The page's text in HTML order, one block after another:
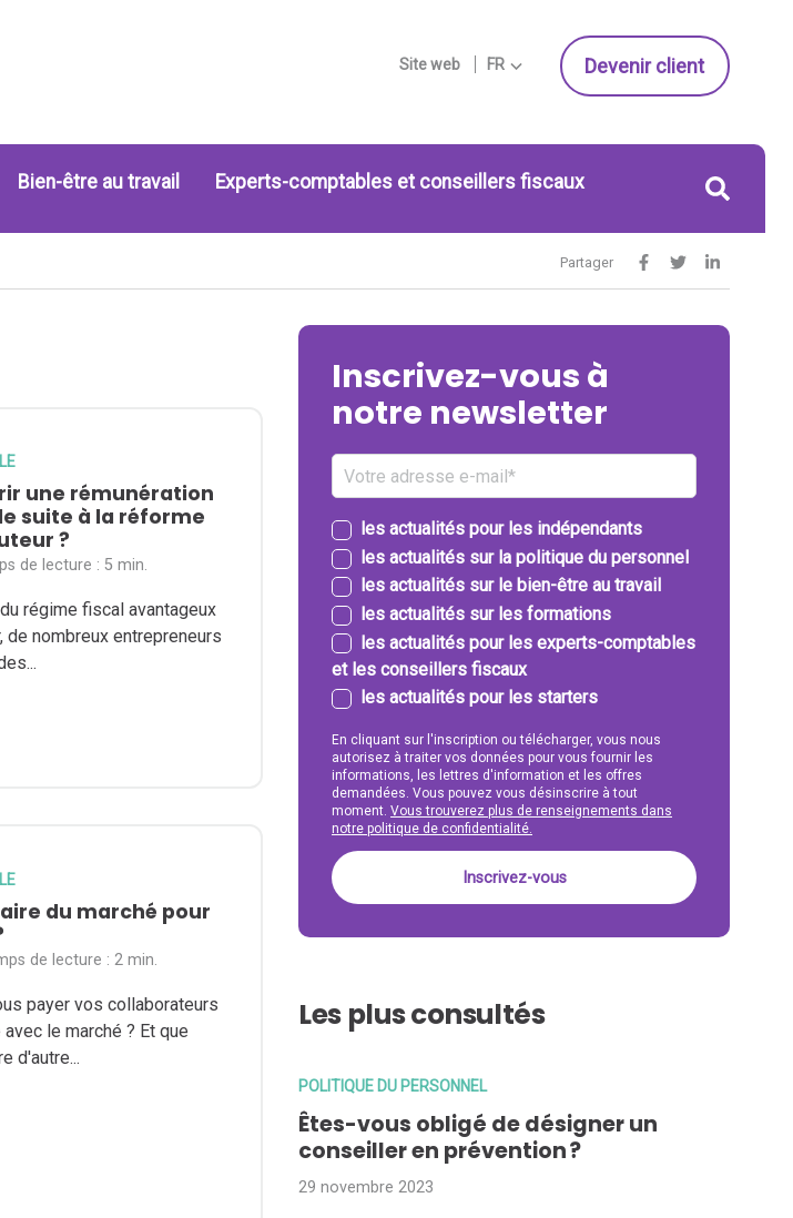
Site web FR Devenir client
Bien-être au travail Experts-comptables et conseillers fiscaux
Partager
une rémunération
suite à la réforme
?
de lecture : 5 min.
régime fiscal avantageux
de nombreux entrepreneurs
du marché pour
de lecture : 2 min.
payer vos collaborateurs
le marché ? Et que
d'autre...
Inscrivez-vous à
notre newsletter
les actualités pour les indépendants
les actualités sur la politique du personnel
les actualités sur le bien-être au travail
les actualités sur les formations
les actualités pour les experts-comptables
et les conseillers fiscaux
les actualités pour les starters
En cliquant sur l'inscription ou télécharger, vous nous
autorisez à traiter vos données pour vous fournir les
informations, les lettres d'information et les offres
demandées. Vous pouvez vous désinscrire à tout
moment.Vous trouverez plus de renseignements dans
notre politique de confidentialité.
Les plus consultés
POLITIQUE DU PERSONNEL
Êtes-vous obligé de désigner un
conseiller en prévention ?
29 novembre 2023